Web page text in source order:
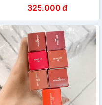
325.000 đ